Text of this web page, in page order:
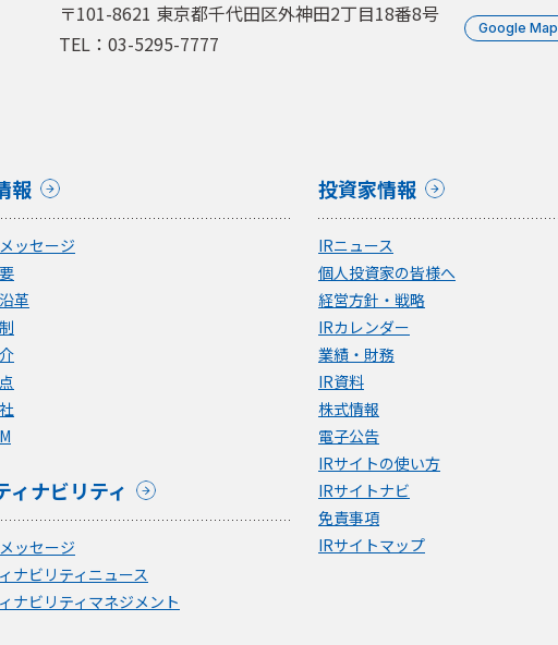
〒101-8621 東京都千代田区外神田2丁目18番8号
TEL：03-5295-7777
Google Map
報
ッセージ
革
ィナビリティ
ッセージ
ナビリティニュース
ナビリティマネジメント
投資家情報
IRニュース
個人投資家の皆様へ
経営方針・戦略
IRカレンダー
業績・財務
IR資料
株式情報
電子公告
IRサイトの使い方
IRサイトナビ
免責事項
IRサイトマップ